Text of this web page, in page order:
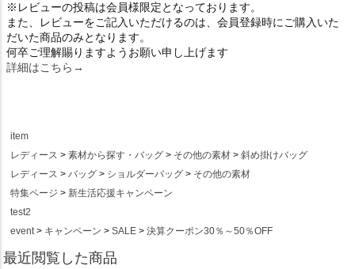
※レビューの投稿は会員様限定となっております。
また、レビューをご記入いただけるのは、会員登録時にご購入いた
だいた商品のみとなります。
何卒ご理解賜りますようお願い申し上げます
詳細はこちら→
item
レディース
素材から探す・バッグ その他の素材
斜め掛けバッグ
レディース
バッグ ショルダーバッグ
その他の素材
特集ページ
新生活応援キャンペーン
test2
event
キャンペーン SALE 決算クーポン30％～50％OFF
最近閲覧した商品